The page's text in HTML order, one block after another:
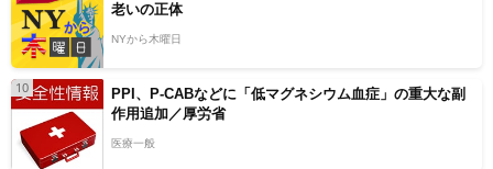
老いの正体
NYから木曜日
10
PPI、P-CABなどに「低マグネシウム血症」の重大な副
作用追加／厚労省
医療一般